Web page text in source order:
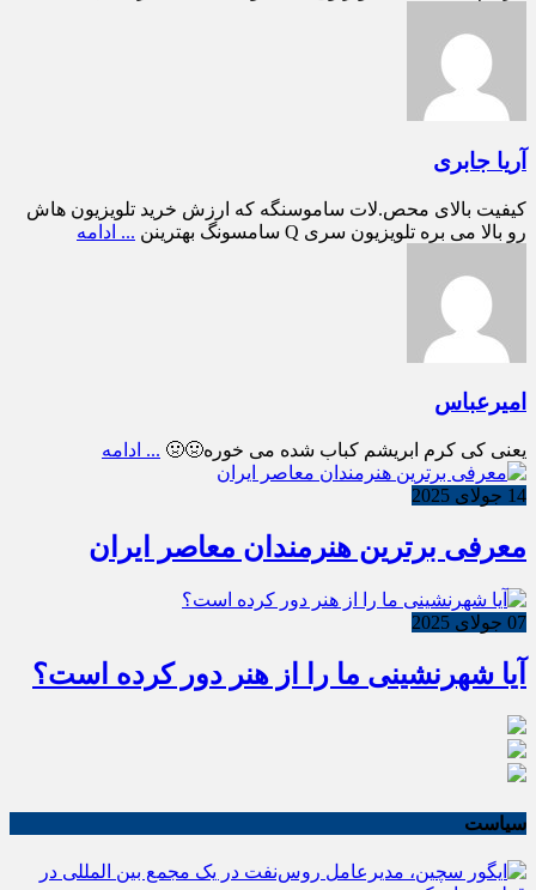
آریا جابری
کیفیت بالای محص.لات ساموسنگه که ارزش خرید تلویزیون هاش
رو بالا می بره تلویزیون سری Q سامسونگ بهترینن
... ادامه
امیرعباس
یعنی کی کرم ابریشم کباب شده می خوره🤢🤢 ... ادامه
14 جولای 2025
معرفی برترین هنرمندان معاصر ایران
07 جولای 2025
آیا شهرنشینی ما را از هنر دور کرده است؟
سیاست